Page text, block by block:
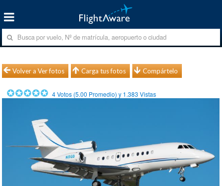
Volver a Ver fotos Carga tus fotos Compártelo
4Votos (5.00 Promedio) y 1.383 Vistas